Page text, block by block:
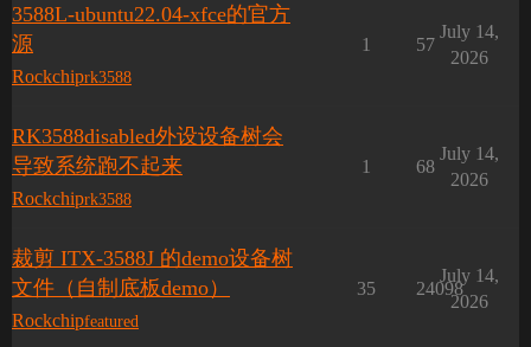
3588L-ubuntu22.04-xfce的官方
源
Rockchiprk3588
1 57
July 14,
2026
RK3588disabled外设设备树会
导致系统跑不起来
Rockchiprk3588
1 68
July 14,
2026
裁剪 ITX-3588J 的demo设备树
文件（自制底板demo）
Rockchipfeatured
35 24098
July 14,
2026